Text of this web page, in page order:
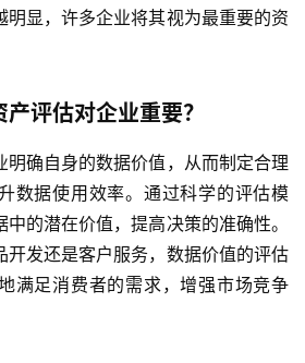
明显，许多企业将其视为最重要的资
评估对企业重要？
明确自身的数据价值，从而制定合理
数据使用效率。通过科学的评估模
的潜在价值，提高决策的准确性。
开发还是客户服务，数据价值的评估
满足消费者的需求，增强市场竞争